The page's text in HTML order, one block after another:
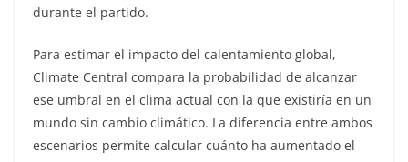
durante el partido.
Para estimar el impacto del calentamiento global,
Climate Central compara la probabilidad de alcanzar
ese umbral en el clima actual con la que existiría en un
mundo sin cambio climático. La diferencia entre ambos
escenarios permite calcular cuánto ha aumentado el